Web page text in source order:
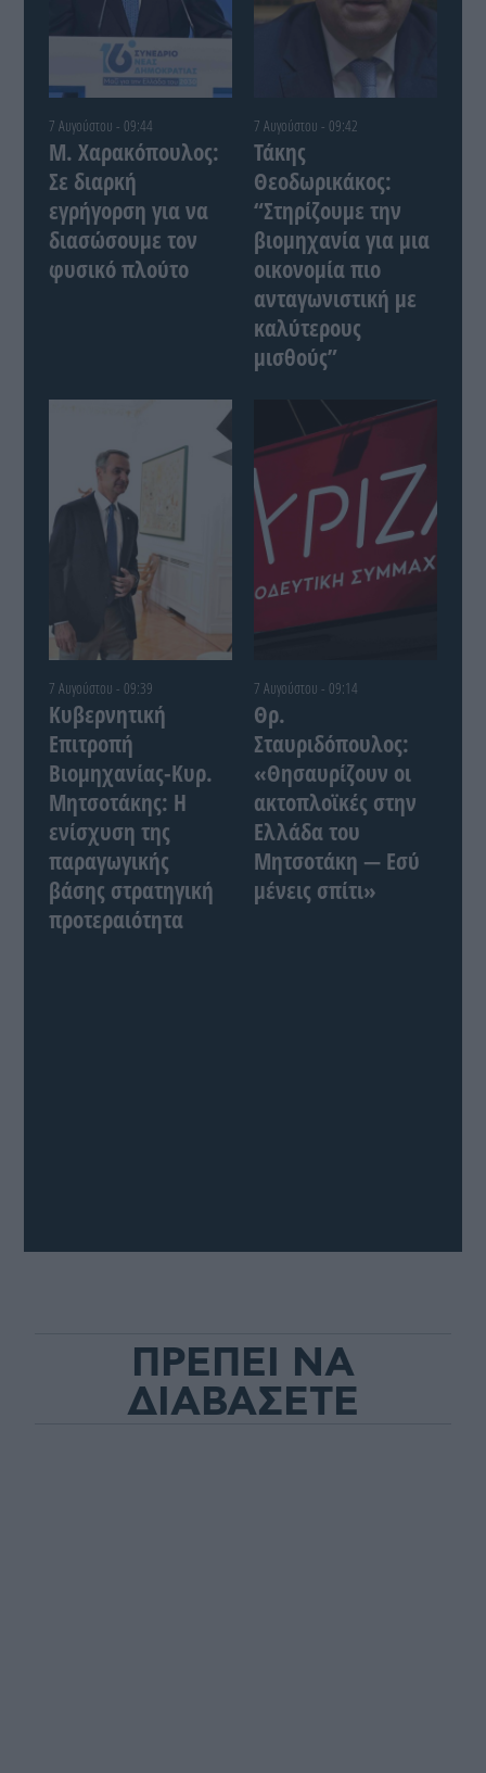
7 Αυγούστου - 09:44
Μ. Χαρακόπουλος:
Σε διαρκή
εγρήγορση για να
διασώσουμε τον
φυσικό πλούτο
7 Αυγούστου - 09:42
Τάκης
Θεοδωρικάκος:
“Στηρίζουμε την
βιομηχανία για μια
οικονομία πιο
ανταγωνιστική με
καλύτερους
μισθούς”
7 Αυγούστου - 09:39
Κυβερνητική
Επιτροπή
Βιομηχανίας-Κυρ.
Μητσοτάκης: Η
ενίσχυση της
παραγωγικής
βάσης στρατηγική
προτεραιότητα
7 Αυγούστου - 09:14
Θρ.
Σταυριδόπουλος:
«Θησαυρίζουν οι
ακτοπλοϊκές στην
Ελλάδα του
Μητσοτάκη — Εσύ
μένεις σπίτι»
ΠΡΕΠΕΙ ΝΑ
ΔΙΑΒΑΣΕΤΕ